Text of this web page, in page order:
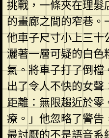
挑戰，一條夾在理髮
的畫廊之間的窄巷。
他車子尺寸小上三
灑著一層可疑的白色
氣。將車子打了倒檔
出了令人不快的女聲
距離：無限趨近於
療。」他忽略了警
最討厭的不是語音